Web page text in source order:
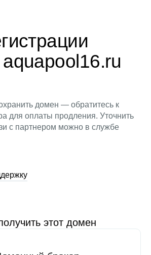
домен — обратитесь к
для оплаты продления. Уточнить
с партнером можно в службе
этот домен